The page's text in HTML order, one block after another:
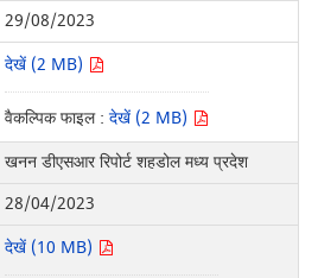
29/08/2023
देखें (2 MB)
वैकल्पिक फाइल : देखें (2 MB)
खनन डीएसआर रिपोर्ट शहडोल मध्य प्रदेश
28/04/2023
देखें (10 MB)